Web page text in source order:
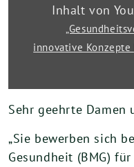
Inhalt von
innovative
Sehr geehrte Damen
„Sie bewerben sich
Gesundheit (BMG)